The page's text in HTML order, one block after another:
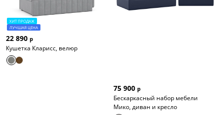
ХИТ ПРОДАЖ
ЛУЧШАЯ ЦЕНА
22 890 р
Кушетка Кларисс, велюр
75 900 р
Бескаркасный набор мебели
Мико, диван и кресло